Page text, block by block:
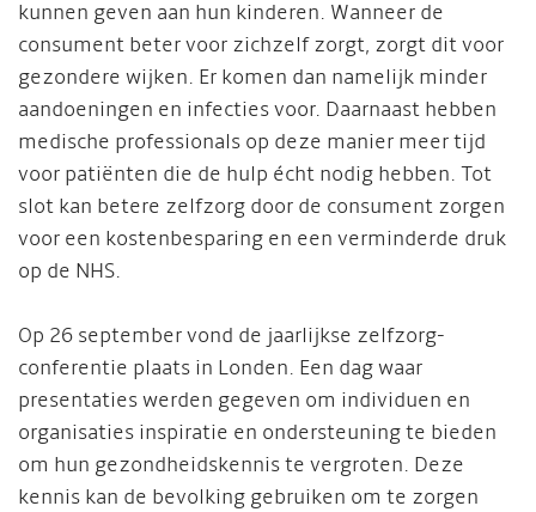
kunnen geven aan hun kinderen. Wanneer de
consument beter voor zichzelf zorgt, zorgt dit voor
gezondere wijken. Er komen dan namelijk minder
aandoeningen en infecties voor. Daarnaast hebben
medische professionals op deze manier meer tijd
voor patiënten die de hulp écht nodig hebben. Tot
slot kan betere zelfzorg door de consument zorgen
voor een kostenbesparing en een verminderde druk
op de NHS.
Op 26 september vond de jaarlijkse zelfzorg-
conferentie plaats in Londen. Een dag waar
presentaties werden gegeven om individuen en
organisaties inspiratie en ondersteuning te bieden
om hun gezondheidskennis te vergroten. Deze
kennis kan de bevolking gebruiken om te zorgen